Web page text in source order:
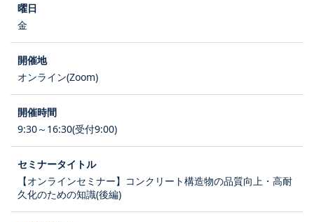
金
オンライン(Zoom)
9:30～16:30(受付9:00)
【オンラインセミナー】コンクリート構造物の品質向上・高耐
久化のための知識(後編)